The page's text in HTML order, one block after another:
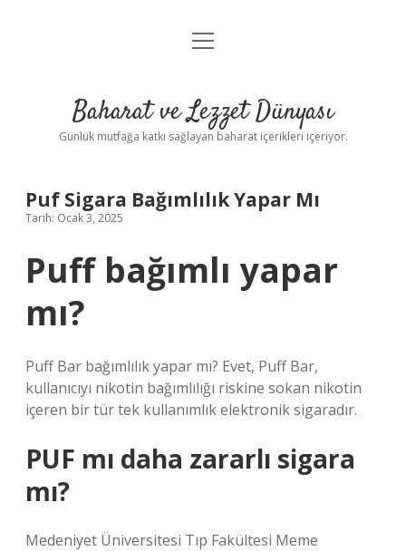
Anasayfa
Yasal Uyarı
menüyü
Baharat ve Lezzet Dünyası
Günlük mutfağa katkı sağlayan baharat içerikleri içeriyor.
Puf Sigara Bağımlılık Yapar Mı
Tarih: Ocak 3, 2025
Puff bağımlı yapar
mı?
Puff Bar bağımlılık yapar mı? Evet, Puff Bar,
kullanıcıyı nikotin bağımlılığı riskine sokan nikotin
içeren bir tür tek kullanımlık elektronik sigaradır.
PUF mı daha zararlı sigara
mı?
Medeniyet Üniversitesi Tıp Fakültesi Meme